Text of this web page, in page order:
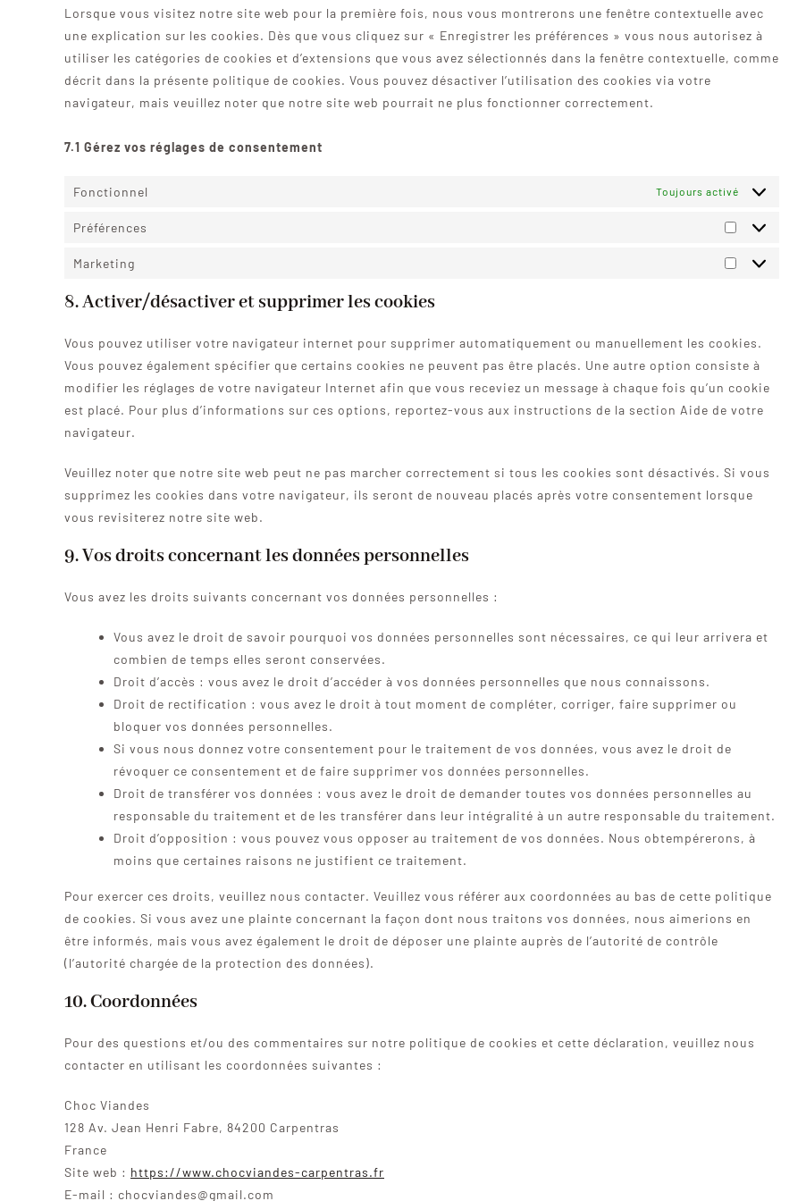
divers
Lorsque vous visitez notre site web pour la première fois, nous vous montrerons une fenêtre contextuelle avec
une explication sur les cookies. Dès que vous cliquez sur « Enregistrer les préférences » vous nous autorisez à
utiliser les catégories de cookies et d’extensions que vous avez sélectionnés dans la fenêtre contextuelle, comme
décrit dans la présente politique de cookies. Vous pouvez désactiver l’utilisation des cookies via votre
navigateur, mais veuillez noter que notre site web pourrait ne plus fonctionner correctement.
7.1 Gérez vos réglages de consentement
Fonctionnel Toujours activé
Préférences
Préférences
Marketing
Marketing
8. Activer/désactiver et supprimer les cookies
Vous pouvez utiliser votre navigateur internet pour supprimer automatiquement ou manuellement les cookies.
Vous pouvez également spécifier que certains cookies ne peuvent pas être placés. Une autre option consiste à
modifier les réglages de votre navigateur Internet afin que vous receviez un message à chaque fois qu’un cookie
est placé. Pour plus d’informations sur ces options, reportez-vous aux instructions de la section Aide de votre
navigateur.
Veuillez noter que notre site web peut ne pas marcher correctement si tous les cookies sont désactivés. Si vous
supprimez les cookies dans votre navigateur, ils seront de nouveau placés après votre consentement lorsque
vous revisiterez notre site web.
9. Vos droits concernant les données personnelles
Vous avez les droits suivants concernant vos données personnelles :
Vous avez le droit de savoir pourquoi vos données personnelles sont nécessaires, ce qui leur arrivera et
combien de temps elles seront conservées.
Droit d’accès : vous avez le droit d’accéder à vos données personnelles que nous connaissons.
Droit de rectification : vous avez le droit à tout moment de compléter, corriger, faire supprimer ou
bloquer vos données personnelles.
Si vous nous donnez votre consentement pour le traitement de vos données, vous avez le droit de
révoquer ce consentement et de faire supprimer vos données personnelles.
Droit de transférer vos données : vous avez le droit de demander toutes vos données personnelles au
responsable du traitement et de les transférer dans leur intégralité à un autre responsable du traitement.
Droit d’opposition : vous pouvez vous opposer au traitement de vos données. Nous obtempérerons, à
moins que certaines raisons ne justifient ce traitement.
Pour exercer ces droits, veuillez nous contacter. Veuillez vous référer aux coordonnées au bas de cette politique
de cookies. Si vous avez une plainte concernant la façon dont nous traitons vos données, nous aimerions en
être informés, mais vous avez également le droit de déposer une plainte auprès de l’autorité de contrôle
(l’autorité chargée de la protection des données).
10. Coordonnées
Pour des questions et/ou des commentaires sur notre politique de cookies et cette déclaration, veuillez nous
contacter en utilisant les coordonnées suivantes :
Choc Viandes
128 Av. Jean Henri Fabre, 84200 Carpentras
France
Site web : https://www.chocviandes-carpentras.fr
E-mail : chocviandes@gmail.com